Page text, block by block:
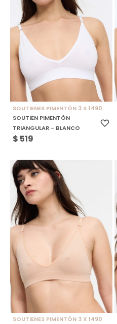
SOUTIENES PIMENTÓN 3 X 1490
SOUTIEN PIMENTÓN
TRIANGULAR - BLANCO
$ 519
SOUTIENES PIMENTÓN 3 X 1490